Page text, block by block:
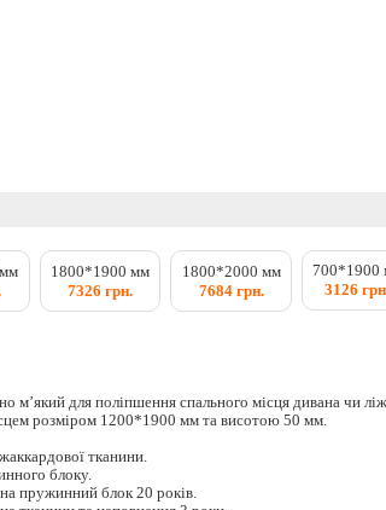
1800*1900 мм
7326 грн.
1800*2000 мм
7684 грн.
700*1900
3126
м’який для поліпшення спального місця дивана чи
розміром 1200*1900 мм та висотою 50 мм.
тканини.
блоку.
пружинний блок 20 років.